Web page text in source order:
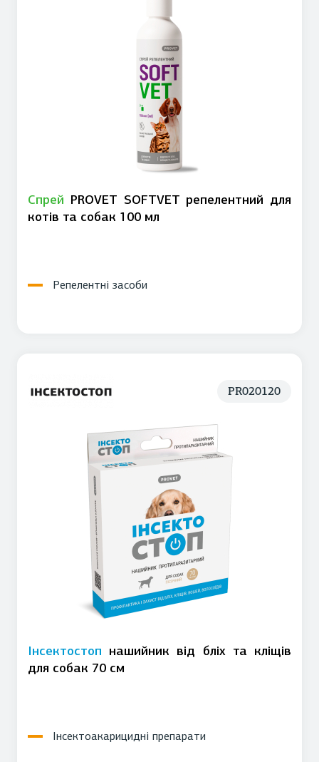
Спрей PROVET SOFTVET репелентний для
котів та собак 100 мл
Репелентні засоби
PR020120
Інсектостоп нашийник від бліх та кліщів
для собак 70 см
Інсектоакарицидні препарати